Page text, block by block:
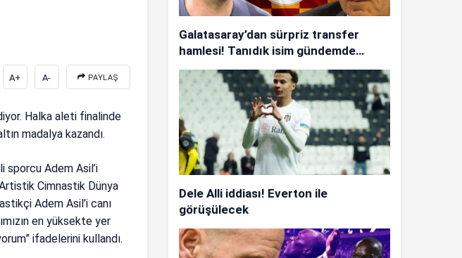
A+ A- PAYLAŞ
Halka aleti finalinde
madalya kazandı.
sporcu Adem Asil’i
Cimnastik Dünya
Adem Asil’i canı
en yüksekte yer
ifadelerini kullandı.
Galatasaray’dan sürpriz transfer
hamlesi! Tanıdık isim gündemde…
Dele Alli iddiası! Everton ile
görüşülecek